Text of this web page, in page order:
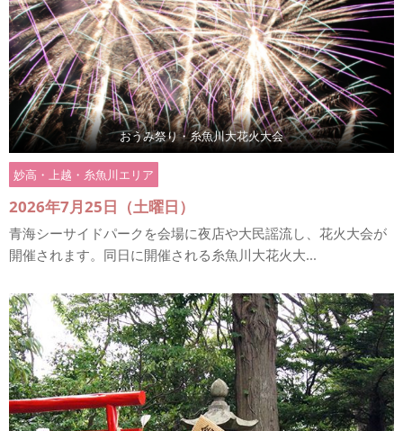
おうみ祭り・糸魚川大花火大会
妙高・上越・糸魚川エリア
2026年7月25日（土曜日）
青海シーサイドパークを会場に夜店や大民謡流し、花火大会が
開催されます。同日に開催される糸魚川大花火大...